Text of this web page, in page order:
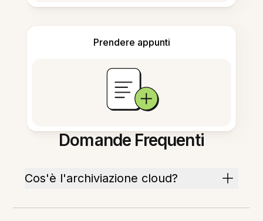
Prendere appunti
Domande Frequenti
Cos'è l'archiviazione cloud?